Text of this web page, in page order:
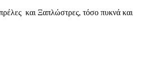
και Ξαπλώστρες, τόσο πυκνά και